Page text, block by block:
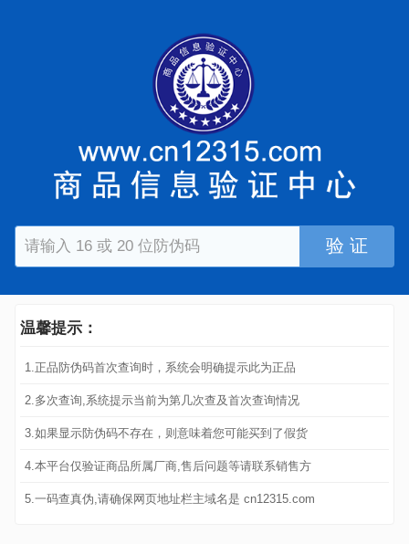
验 证
温馨提示：
1.正品防伪码首次查询时，系统会明确提示此为正品
2.多次查询,系统提示当前为第几次查及首次查询情况
3.如果显示防伪码不存在，则意味着您可能买到了假货
4.本平台仅验证商品所属厂商,售后问题等请联系销售方
5.一码查真伪,请确保网页地址栏主域名是 cn12315.com